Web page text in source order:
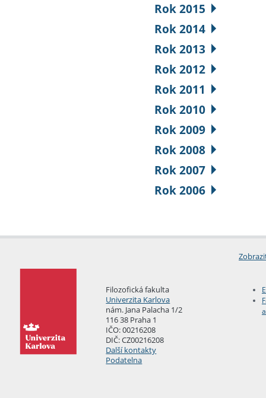
Rok 2015
Rok 2014
Rok 2013
Rok 2012
Rok 2011
Rok 2010
Rok 2009
Rok 2008
Rok 2007
Rok 2006
Filozofická fakulta
Univerzita Karlova
nám. Jana Palacha 1/2
116 38 Praha 1
IČO: 00216208
DIČ: CZ00216208
Další kontakty
Podatelna